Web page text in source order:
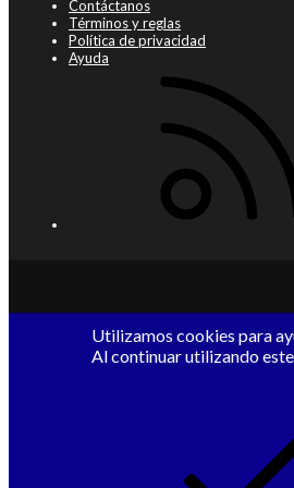
Contáctanos
Términos y reglas
Política de privacidad
Ayuda
Utilizamos cookies para
Al continuar utilizando